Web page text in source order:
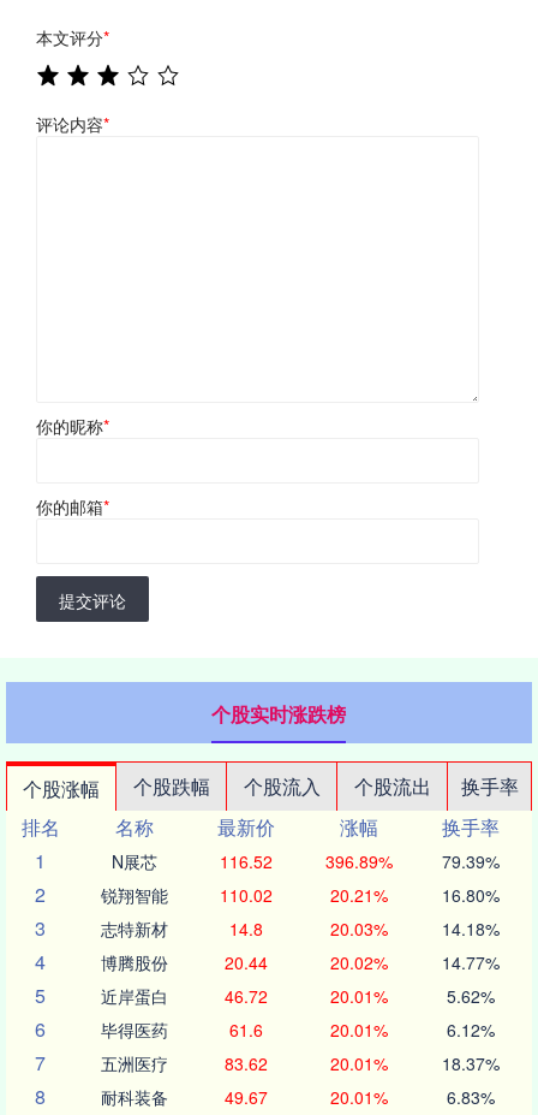
本文评分*
评论内容*
你的昵称*
你的邮箱*
提交评论
个股实时涨跌榜
个股涨幅 个股跌幅 个股流入 个股流出
换手率
排名
名称 最新价 涨幅
换手率
1
N展芯 116.52 396.89% 79.39%
2 锐翔智能 110.02 20.21% 16.80%
3 志特新材 14.8 20.03% 14.18%
4 博腾股份 20.44 20.02% 14.77%
5 近岸蛋白 46.72 20.01% 5.62%
6 毕得医药 61.6 20.01% 6.12%
7 五洲医疗 83.62 20.01% 18.37%
8 耐科装备 49.67 20.01% 6.83%